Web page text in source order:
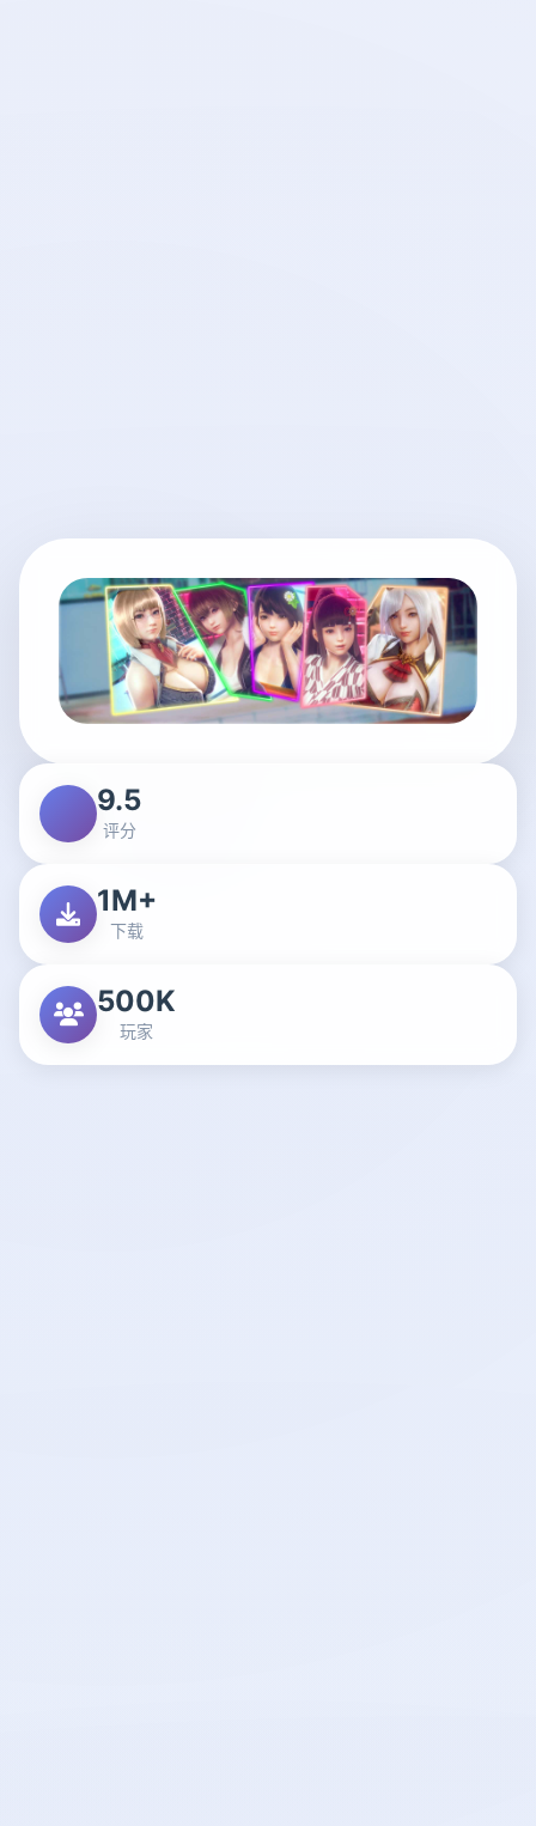
9.5
评分
1M+
下载
500K
玩家